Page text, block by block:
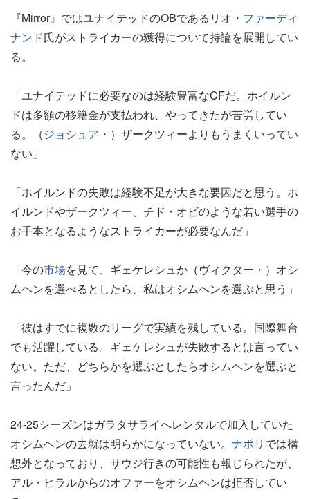
『Mirror』ではユナイテッドのOBであるリオ・ ファーディ
ナンド氏がストライカーの獲得について持論を展開してい
る。
「ユナイテッドに必要なのは経験豊富なCFだ。ホイルン
ドは多額の移籍金が支払われ、やってきたが苦労してい
る。（ジョシュア ・）ザークツィーよりもうまくいってい
ない」
「ホイルンドの失敗は経験不足が大きな要因だと思う。ホ
イルンドやザークツィー、チド・オビのような若い選手の
お手本となるようなストライカーが必要なんだ」
「今の市場を見て、ギェケレシュか（ヴィクター・）オシ
ムヘンを選べるとしたら、私はオシムヘンを選ぶと思う」
「彼はすでに複数のリーグで実績を残している。国際舞台
でも活躍している。ギェケレシュが失敗するとは言ってい
ない。ただ、どちらかを選ぶとしたらオシムヘンを選ぶと
言ったんだ」
24-25シーズンはガラタサライへレンタルで加入していた
オシムヘンの去就は明らかになっていない。 ナポリ では構
想外となっており、サウジ行きの可能性も報じられたが、
アル・ヒラルからのオファーをオシムヘンは拒否してい